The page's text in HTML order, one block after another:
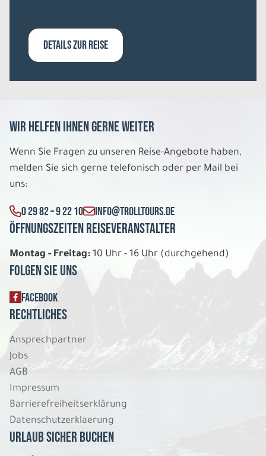
DETAILS ZUR REISE
Wir helfen Ihnen gerne weiter
Wenn Sie Fragen zu unseren Reise-Angebote haben,
melden Sie sich gerne telefonisch oder per Mail bei
uns:
0 29 82 – 9 22 10 INFO@TROLLTOURS.DE
Öffnungszeiten Reiseveranstalter
Montag - Freitag: 10 Uhr - 16 Uhr (durchgehend)
Folgen Sie uns
FACEBOOK
Rechtliches
Ansprechpartner
Jobs
AGB
Impressum
Barrierefreiheitserklärung
Datenschutzerklaerung
Urlaub sicher buchen